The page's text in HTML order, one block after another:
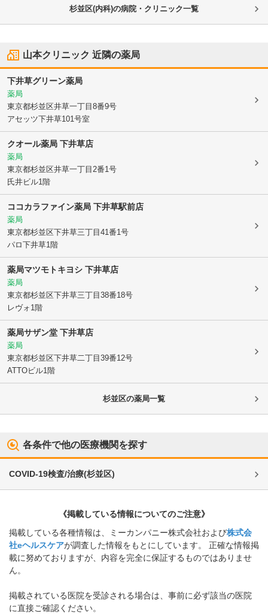
杉並区(内科)の病院・クリニック一覧
山本クリニック 近隣の薬局
下井草グリーン薬局
薬局
東京都杉並区井草一丁目8番9号
アセッツ下井草101号室
クオール薬局 下井草店
薬局
東京都杉並区井草一丁目2番1号
氏井ビル1階
ココカラファイン薬局 下井草駅前店
薬局
東京都杉並区下井草三丁目41番1号
パロ下井草1階
薬局マツモトキヨシ 下井草店
薬局
東京都杉並区下井草三丁目38番18号
レヴォ1階
薬局サザン堂 下井草店
薬局
東京都杉並区下井草二丁目39番12号
ATTOビル1階
杉並区の薬局一覧
各条件で他の医療機関を探す
COVID-19検査/治療(杉並区)
《掲載している情報についてのご注意》
掲載している各種情報は、ミーカンパニー株式会社および株式会
社eヘルスケアが調査した情報をもとにしています。 正確な情報掲
載に努めておりますが、内容を完全に保証するものではありませ
ん。
掲載されている医院を受診される場合は、事前に必ず該当の医院
に直接ご確認ください。